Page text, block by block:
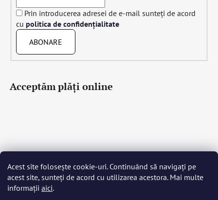
Acest site folosește cookie-uri. Continuând să navigați pe
acest site, sunteți de acord cu utilizarea acestora. Mai multe
informații aici.
Prin introducerea adresei de e-mail sunteți de acord
cu politica de confidențialitate
ABONARE
Acceptăm plăţi online
Čeština Slovenčina English Deutsch Magyar
Język polski
Română Italiano Español Français
Português